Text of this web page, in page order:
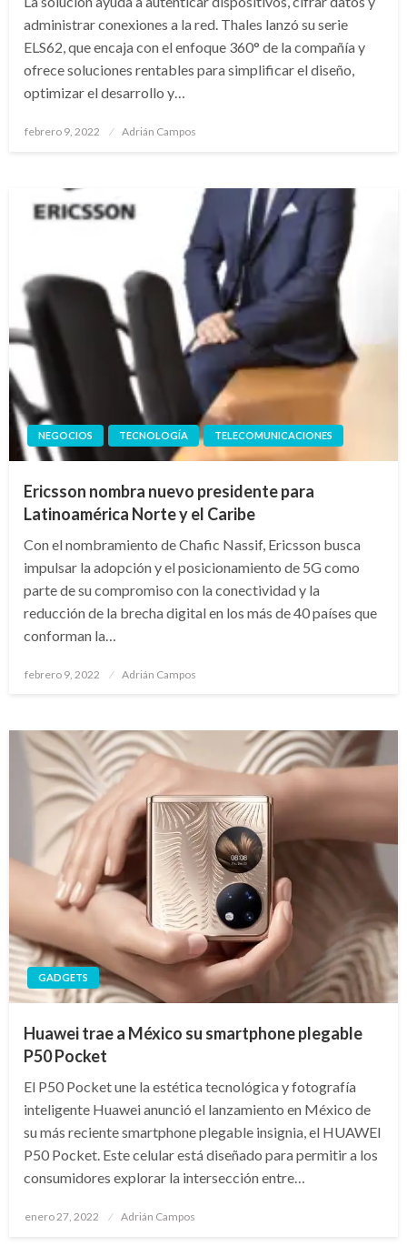
administrar conexiones a la red. Thales lanzó su serie
ELS62, que encaja con el enfoque 360° de la compañía y
ofrece soluciones rentables para simplificar el diseño,
optimizar el desarrollo y…
Publicado
febrero 9, 2022 Adrián Campos
NEGOCIOS TECNOLOGÍA TELECOMUNICACIONES
Ericsson nombra nuevo presidente para
Latinoamérica Norte y el Caribe
Con el nombramiento de Chafic Nassif, Ericsson busca
impulsar la adopción y el posicionamiento de 5G como
parte de su compromiso con la conectividad y la
reducción de la brecha digital en los más de 40 países que
conforman la…
Publicado
febrero 9, 2022 Adrián Campos
GADGETS
Huawei trae a México su smartphone plegable
P50 Pocket
El P50 Pocket une la estética tecnológica y fotografía
inteligente Huawei anunció el lanzamiento en México de
su más reciente smartphone plegable insignia, el HUAWEI
P50 Pocket. Este celular está diseñado para permitir a los
consumidores explorar la intersección entre…
Publicado
enero 27, 2022 Adrián Campos